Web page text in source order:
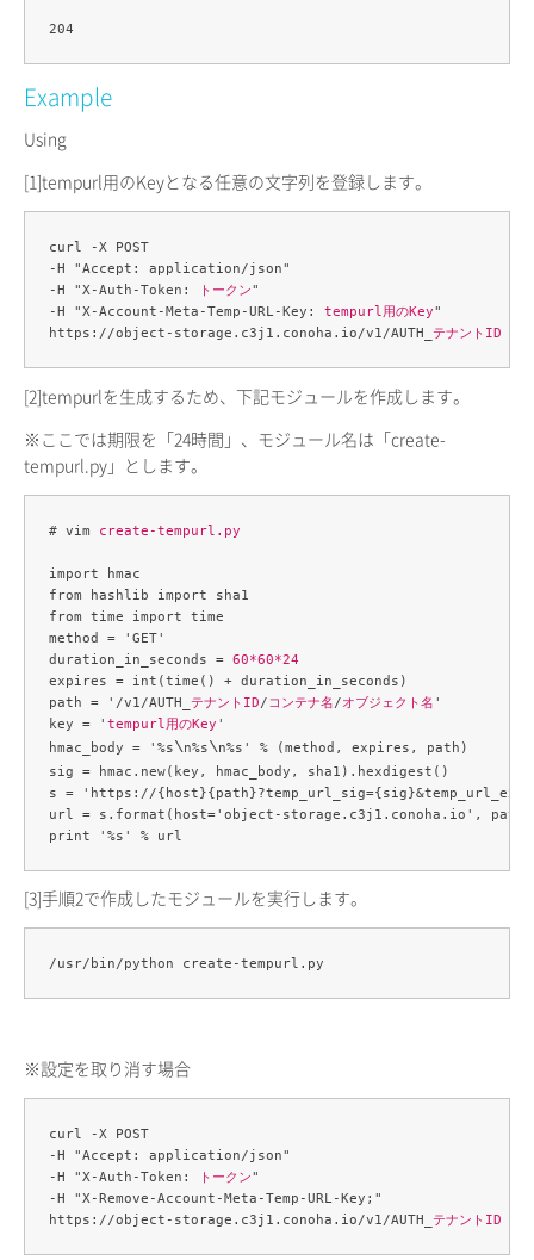
Example
Using
[1]tempurl用のKeyとなる任意の文字列を登録します。
curl -X POST
-H "Accept: application/json"
-H "X-Auth-Token:
トークン"
-H "X-Account-Meta-Temp-URL-Key: tempurl用のKey"
https://object-storage.c3j1.conoha.io/v1/AUTH_ テナントID
[2]tempurlを生成するため、下記モジュールを作成します。
※ここでは期限を「24時間」、モジュール名は「create-
tempurl.py」とします。
# vim create-tempurl.py
import hmac
from hashlib import sha1
from time import time
method = 'GET'
duration_in_seconds = 60*60*24
expires = int(time() + duration_in_seconds)
path = '/v1/AUTH_ テナントID/ コンテナ名/オブジェクト名 '
key = ' tempurl用のKey '
hmac_body = '%s\n%s\n%s' % (method, expires, path)
sig = hmac.new(key, hmac_body, sha1).hexdigest()
s = 'https://
url = s.format(host='object-storage.c3j1.conoha.io',
[3]手順2で作成したモジュールを実行します。
※設定を取り消す場合
curl -X POST
-H "Accept: application/json"
-H "X-Auth-Token:
トークン"
-H "X-Remove-Account-Meta-Temp-URL-Key;"
https://object-storage.c3j1.conoha.io/v1/AUTH_ テナントID